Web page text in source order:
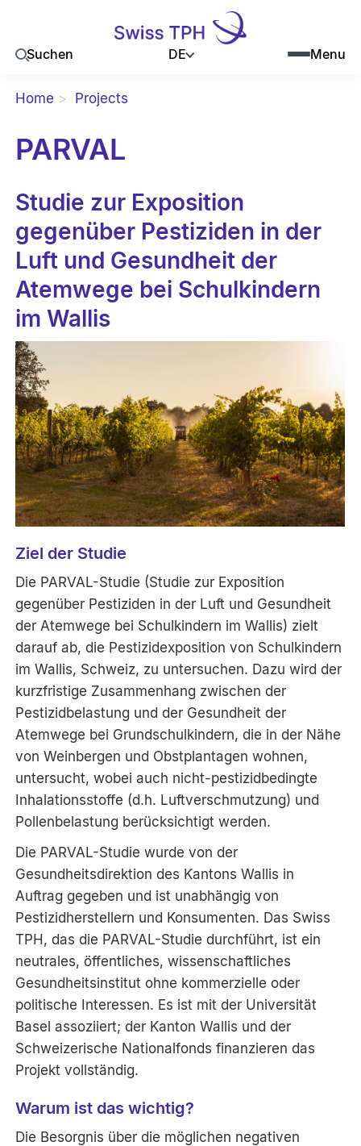
Suchen DE Menu
Home Projects
PARVAL
Studie zur Exposition
gegenüber Pestiziden in der
Luft und Gesundheit der
Atemwege bei Schulkindern
im Wallis
Ziel der Studie
Die PARVAL-Studie (Studie zur Exposition
gegenüber Pestiziden in der Luft und Gesundheit
der Atemwege bei Schulkindern im Wallis) zielt
darauf ab, die Pestizidexposition von Schulkindern
im Wallis, Schweiz, zu untersuchen. Dazu wird der
kurzfristige Zusammenhang zwischen der
Pestizidbelastung und der Gesundheit der
Atemwege bei Grundschulkindern, die in der Nähe
von Weinbergen und Obstplantagen wohnen,
untersucht, wobei auch nicht-pestizidbedingte
Inhalationsstoffe (d.h. Luftverschmutzung) und
Pollenbelastung berücksichtigt werden.
Die PARVAL-Studie wurde von der
Gesundheitsdirektion des Kantons Wallis in
Auftrag gegeben und ist unabhängig von
Pestizidherstellern und Konsumenten. Das Swiss
TPH, das die PARVAL-Studie durchführt, ist ein
neutrales, öffentliches, wissenschaftliches
Gesundheitsinstitut ohne kommerzielle oder
politische Interessen. Es ist mit der Universität
Basel assoziiert; der Kanton Wallis und der
Schweizerische Nationalfonds finanzieren das
Projekt vollständig.
Warum ist das wichtig?
Die Besorgnis über die möglichen negativen